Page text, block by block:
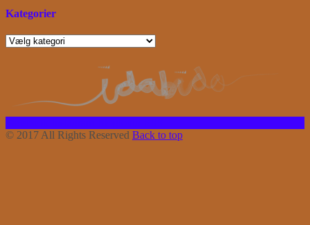
Kategorier
Kategorier
© 2017 All Rights Reserved Back to top